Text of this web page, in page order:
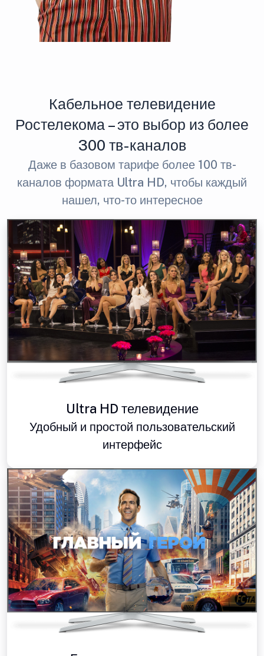
Кабельное телевидение
Ростелекома – это выбор из более
300 тв-каналов
Даже в базовом тарифе более 100 тв-
каналов формата Ultra HD, чтобы каждый
нашел, что-то интересное
Ultra HD телевидение
Удобный и простой пользовательский
интерфейс